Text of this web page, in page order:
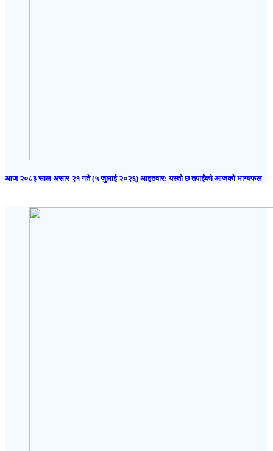
आज २०८३ साल असार २१ गते (५ जुलाई २०२६) आइतवार: यस्तो छ तपाईंको आजको भाग्यफल